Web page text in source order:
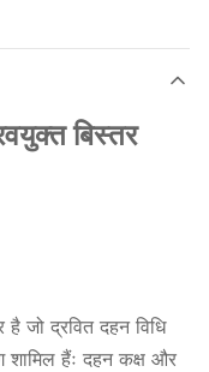
बिस्तर
जो द्रवित दहन विधि
शामिल हैंः दहन कक्ष और